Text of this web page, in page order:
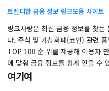
트렌디한 금융 정보 링크모음 사이트
링크사랑은 최신 금융 정보를 찾는
다. 주식 및 가상화폐(코인) 관련
TOP 100 순 위를 제공해 이용자
에 맞춰 금융 정보를 쉽게 얻을 수
여기여